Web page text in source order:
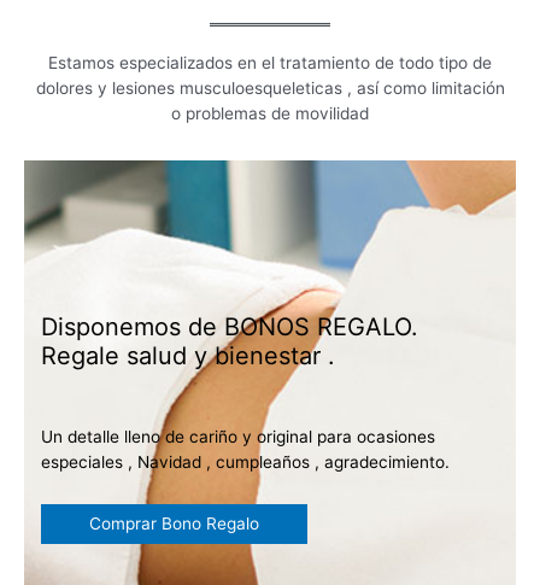
Estamos especializados en el tratamiento de todo tipo de
dolores y lesiones musculoesqueleticas , así como limitación
o problemas de movilidad
Disponemos de BONOS REGALO.
Regale salud y bienestar .
Un detalle lleno de cariño y original para ocasiones
especiales , Navidad , cumpleaños , agradecimiento.
Comprar Bono Regalo